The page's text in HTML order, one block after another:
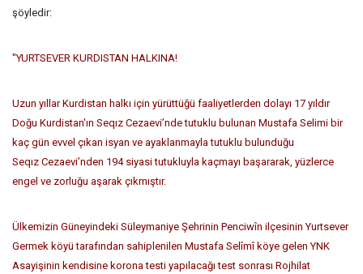
şöyledir:
"YURTSEVER KURDISTAN HALKINA!
Uzun yıllar Kurdistan halkı için yürüttüğü faaliyetlerden dolayı 17 yıldır
Doğu Kurdistan'ın Seqız Cezaevi’nde tutuklu bulunan Mustafa Selimi bir
kaç gün evvel çıkan isyan ve ayaklanmayla tutuklu bulunduğu
Seqız Cezaevi’nden 194 siyasi tutukluyla kaçmayı başararak, yüzlerce
engel ve zorluğu aşarak çıkmıştır.
Ülkemizin Güneyindeki Süleymaniye Şehrinin Penciwîn ilçesinin Yurtsever
Germek köyü tarafından sahiplenilen Mustafa Selîmî köye gelen YNK
Asayişinin kendisine korona testi yapılacağı test sonrası Rojhilat